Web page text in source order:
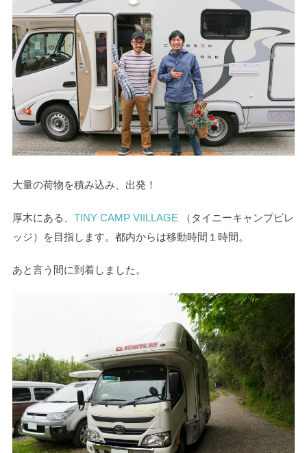
大量の荷物を積み込み、出発！
厚木にある、 TINY CAMP VIILLAGE
（タイニーキャンプビレ
ッジ）を目指します。都内からは移動時間１時間。
あと言う間に到着しました。